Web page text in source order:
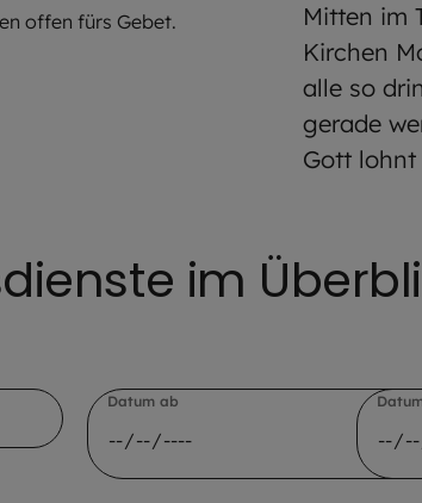
offen fürs Gebet.
Mitten im
Kirchen
alle so
gerade
Gott lohnt
im
Datum ab